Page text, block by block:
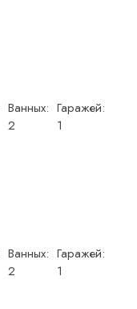
Ванных:
2
Гаражей:
1
Ванных:
2
Гаражей:
1